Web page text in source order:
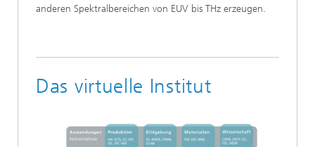
anderen Spektralbereichen von EUV bis THz erzeugen.
Das virtuelle Institut